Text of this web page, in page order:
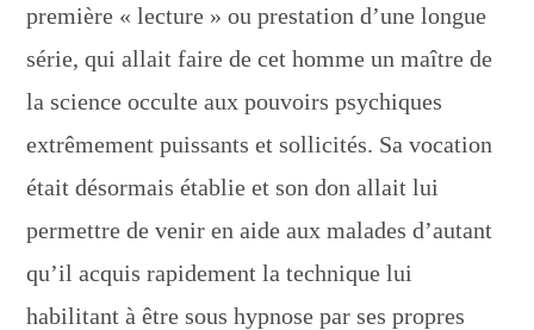
première « lecture » ou prestation d’une longue
série, qui allait faire de cet homme un maître de
la science occulte aux pouvoirs psychiques
extrêmement puissants et sollicités. Sa vocation
était désormais établie et son don allait lui
permettre de venir en aide aux malades d’autant
qu’il acquis rapidement la technique lui
habilitant à être sous hypnose par ses propres